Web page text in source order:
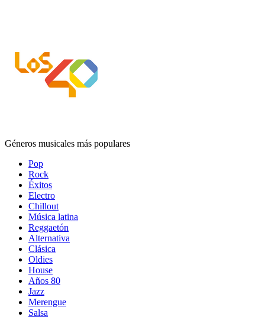
Géneros musicales más populares
Pop
Rock
Éxitos
Electro
Chillout
Música latina
Reggaetón
Alternativa
Clásica
Oldies
House
Años 80
Jazz
Merengue
Salsa